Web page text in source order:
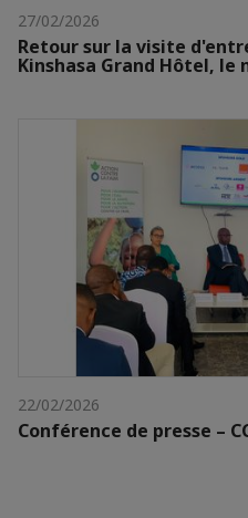
27/02/2026
Retour sur la visite
Kinshasa Grand Hôtel, le
22/02/2026
Conférence de presse –